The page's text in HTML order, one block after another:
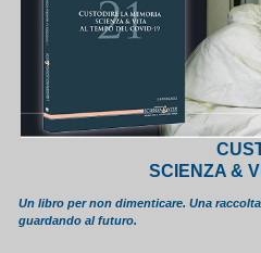
SCIENZA &
Un libro per non dimenticare. Una
guardando al futuro.